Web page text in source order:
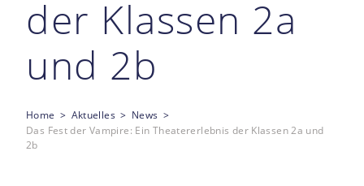
der Klassen 2a
und 2b
Home Aktuelles
News
Das Fest der Vampire: Ein Theatererlebnis der Klassen 2a und
2b